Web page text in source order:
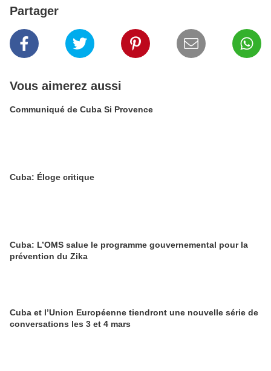
Partager
Vous aimerez aussi
Communiqué de Cuba Si Provence
Cuba: Éloge critique
Cuba: L’OMS salue le programme gouvernemental pour la
prévention du Zika
Cuba et l’Union Européenne tiendront une nouvelle série de
conversations les 3 et 4 mars